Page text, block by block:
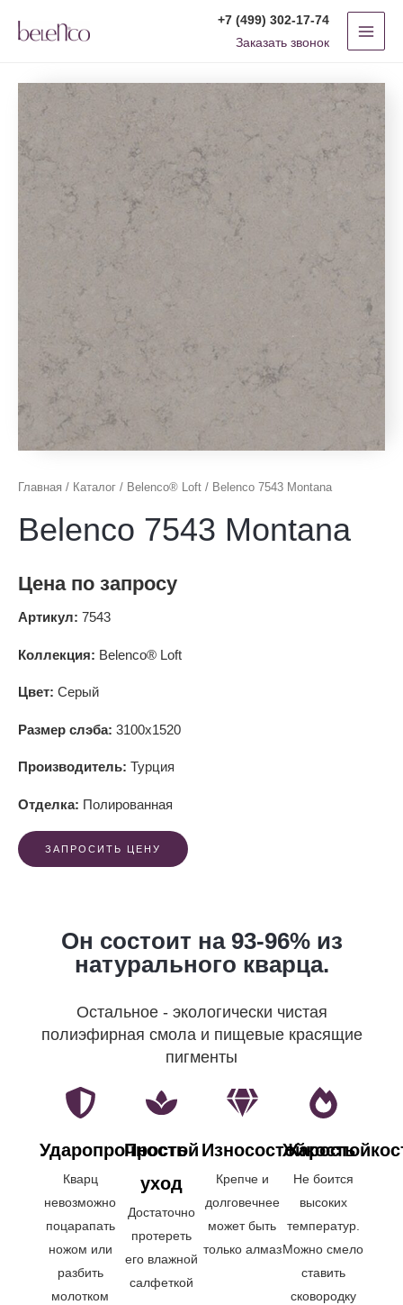
+7 (499) 302-17-74
Заказать звонок
Главная / Каталог / Belenco® Loft / Belenco 7543 Montana
Belenco 7543 Montana
Цена по запросу
Артикул: 7543
Коллекция: Belenco® Loft
Цвет: Серый
Размер слэба: 3100x1520
Производитель: Турция
Отделка: Полированная
ЗАПРОСИТЬ ЦЕНУ
Он состоит на 93-96% из
натурального кварца.
Остальное - экологически чистая
полиэфирная смола и пищевые красящие
пигменты
Ударопрочность
Кварц
невозможно
поцарапать
ножом или
разбить
молотком
Простой
уход
Достаточно
протереть
его влажной
салфеткой
Износостойкость
Крепче и
долговечнее
может быть
только алмаз
Не боится
высоких
температур.
Можно смело
ставить
сковородку